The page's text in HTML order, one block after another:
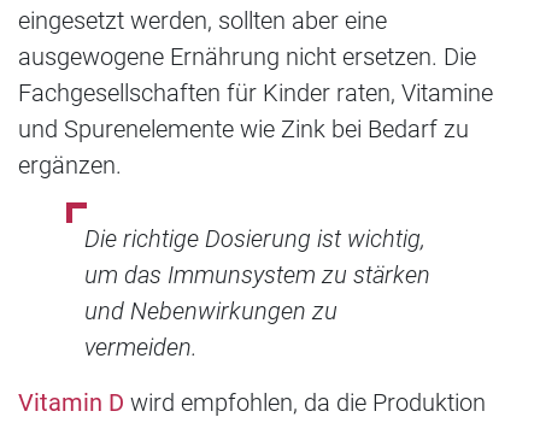
eingesetzt werden, sollten aber eine
ausgewogene Ernährung nicht ersetzen. Die
Fachgesellschaften für Kinder raten, Vitamine
und Spurenelemente wie Zink bei Bedarf zu
ergänzen.
Die richtige Dosierung ist wichtig,
um das Immunsystem zu stärken
und Nebenwirkungen zu
vermeiden.
Vitamin D wird empfohlen, da die Produktion